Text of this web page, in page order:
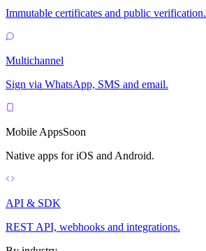
Immutable certificates and public verification.
Multichannel
Sign via WhatsApp, SMS and email.
Mobile AppsSoon
Native apps for iOS and Android.
API & SDK
REST API, webhooks and integrations.